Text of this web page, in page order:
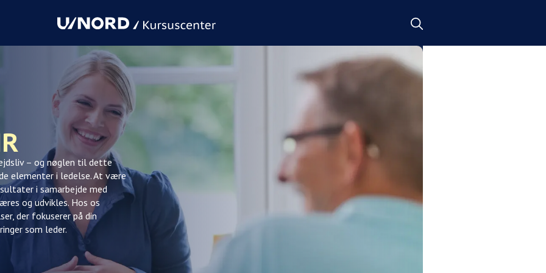
– og nøglen til dette
elementer i ledelse. At være
i samarbejde med
og udvikles. Hos os
der fokuserer på din
som leder.